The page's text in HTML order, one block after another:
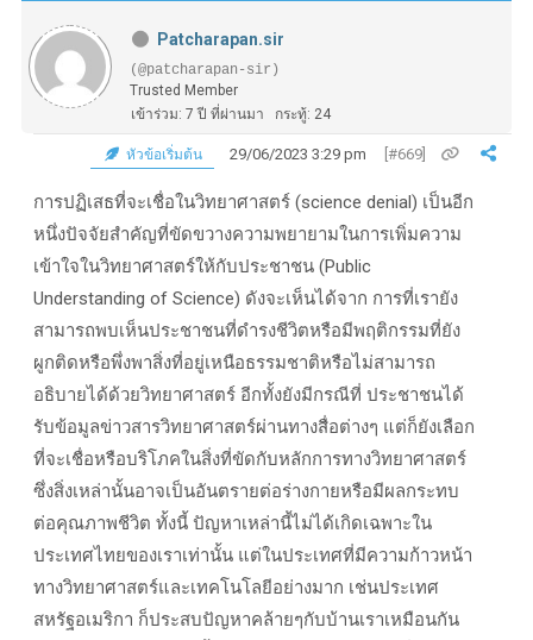
Patcharapan.sir
(@patcharapan-sir)
Trusted Member
เข้าร่วม: 7 ปี ที่ผ่านมา
กระทู้: 24
หัวข้อเริ่มต้น 29/06/2023 3:29 pm [#669]
การปฏิเสธที่จะเชื่อในวิทยาศาสตร์ (science denial) เป็นอีก
หนึ่งปัจจัยสำคัญที่ขัดขวางความพยายามในการเพิ่มความ
เข้าใจในวิทยาศาสตร์ให้กับประชาชน (Public
Understanding of Science) ดังจะเห็นได้จาก การที่เรายัง
สามารถพบเห็นประชาชนที่ดำรงชีวิตหรือมีพฤติกรรมที่ยัง
ผูกติดหรือพึ่งพาสิ่งที่อยู่เหนือธรรมชาติหรือไม่สามารถ
อธิบายได้ด้วยวิทยาศาสตร์ อีกทั้งยังมีกรณีที่ ประชาชนได้
รับข้อมูลข่าวสารวิทยาศาสตร์ผ่านทางสื่อต่างๆ แต่ก็ยังเลือก
ที่จะเชื่อหรือบริโภคในสิ่งที่ขัดกับหลักการทางวิทยาศาสตร์
ซึ่งสิ่งเหล่านั้นอาจเป็นอันตรายต่อร่างกายหรือมีผลกระทบ
ต่อคุณภาพชีวิต ทั้งนี้ ปัญหาเหล่านี้ไม่ได้เกิดเฉพาะใน
ประเทศไทยของเราเท่านั้น แต่ในประเทศที่มีความก้าวหน้า
ทางวิทยาศาสตร์และเทคโนโลยีอย่างมาก เช่นประเทศ
สหรัฐอเมริกา ก็ประสบปัญหาคล้ายๆกับบ้านเราเหมือนกัน